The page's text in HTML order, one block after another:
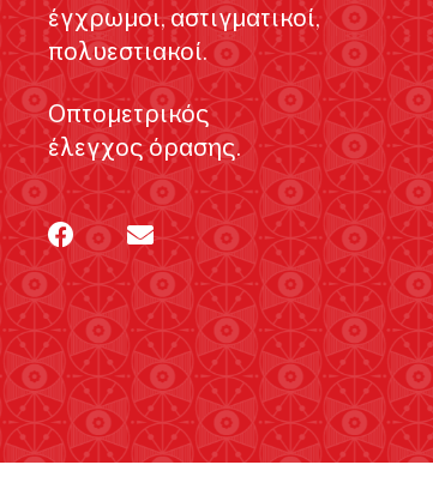
έγχρωμοι, αστιγματικοί,
πολυεστιακοί.
Οπτομετρικός
έλεγχος όρασης.